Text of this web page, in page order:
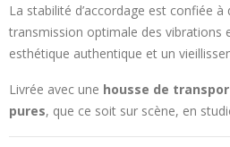
La stabilité d’accordage est confiée à
transmission optimale des vibrations
esthétique authentique et un
Livrée avec une housse de
pures, que ce soit sur scène, en